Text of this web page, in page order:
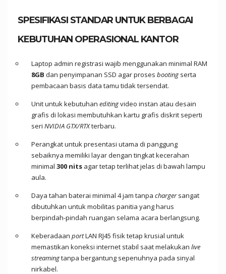
SPESIFIKASI STANDAR UNTUK BERBAGAI
KEBUTUHAN OPERASIONAL KANTOR
Laptop admin registrasi wajib menggunakan minimal RAM
8GB dan penyimpanan SSD agar proses booting serta
pembacaan basis data tamu tidak tersendat.
Unit untuk kebutuhan editingvideo instan atau desain
grafis di lokasi membutuhkan kartu grafis diskrit seperti
seri NVIDIA GTX/RTXterbaru.
Perangkat untuk presentasi utama di panggung
sebaiknya memiliki layar dengan tingkat kecerahan
minimal 300 nits agar tetap terlihat jelas di bawah lampu
aula.
Daya tahan baterai minimal 4 jam tanpa chargersangat
dibutuhkan untuk mobilitas panitia yang harus
berpindah-pindah ruangan selama acara berlangsung.
Keberadaan portLAN RJ45 fisik tetap krusial untuk
memastikan koneksi internet stabil saat melakukan live
streamingtanpa bergantung sepenuhnya pada sinyal
nirkabel.